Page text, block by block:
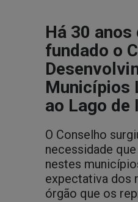
Há 30 anos
fundado o
Municípios
ao Lago de
O Conselho
necessidade
nestes
expectativa dos
órgão que os